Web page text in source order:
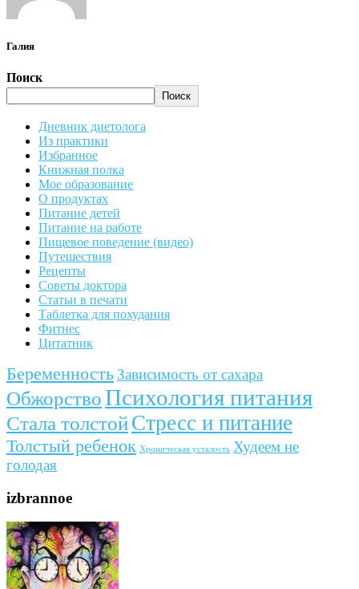
Галия
Поиск
Поиск
Дневник диетолога
Из практики
Избранное
Книжная полка
Мое образование
О продуктах
Питание детей
Питание на работе
Пищевое поведение (видео)
Путешествия
Рецепты
Советы доктора
Статьи в печати
Таблетка для похудания
Фитнес
Цитатник
Беременность Зависимость от сахара
ОбжорствоПсихология питания
Стала толстойСтресс и питание
Толстый ребенок Хроническая усталость Худеем не
голодая
izbrannoe